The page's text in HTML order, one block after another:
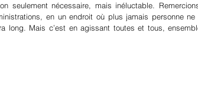
seulement nécessaire, mais inéluctable.
en un endroit où plus jamais personne ne
long. Mais c’est en agissant toutes et tous,